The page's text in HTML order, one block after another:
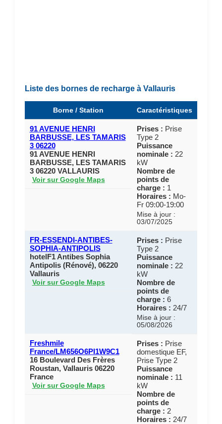
Liste des bornes de recharge à Vallauris
Borne / Station Caractéristiques
91 AVENUE HENRI
BARBUSSE, LES TAMARIS
3 06220
91 AVENUE HENRI
BARBUSSE, LES TAMARIS
3 06220 VALLAURIS
Voir sur Google Maps
Prises : Prise
Type 2
Puissance
nominale : 22
kW
Nombre de
points de
charge : 1
Horaires : Mo-
Fr 09:00-19:00
Mise à jour :
03/07/2025
FR-ESSENDI-ANTIBES-
SOPHIA-ANTIPOLIS
hotelF1 Antibes Sophia
Antipolis (Rénové), 06220
Vallauris
Voir sur Google Maps
Prises : Prise
Type 2
Puissance
nominale : 22
kW
Nombre de
points de
charge : 6
Horaires : 24/7
Mise à jour :
05/08/2026
Freshmile
France/LM656O6PI1W9C1
16 Boulevard Des Frères
Roustan, Vallauris 06220
France
Voir sur Google Maps
Prises : Prise
domestique EF,
Prise Type 2
Puissance
nominale : 11
kW
Nombre de
points de
charge : 2
Horaires : 24/7